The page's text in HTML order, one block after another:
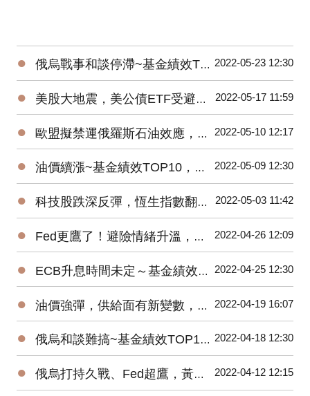
● 俄烏戰事和談停滯~基金績效TOP10，能源基金領漲！ 2022-05-23 12:30
● 美股大地震，美公債ETF受避險買盤青睞 2022-05-17 11:59
● 歐盟擬禁運俄羅斯石油效應，原油ETF績效衝第一 2022-05-10 12:17
● 油價續漲~基金績效TOP10，能源基金漲勢未歇！ 2022-05-09 12:30
● 科技股跌深反彈，恆生指數翻紅，港股ETF一吐怨氣 2022-05-03 11:42
● Fed更鷹了！避險情緒升溫，反向ETF躍市場主流 2022-04-26 12:09
● ECB升息時間未定～基金績效TOP10，歐洲基金反彈！ 2022-04-25 12:30
● 油價強彈，供給面有新變數，原油ETF績效遙遙領先 2022-04-19 16:07
● 俄烏和談難搞~基金績效TOP10，能源、金屬漲勢未歇！ 2022-04-18 12:30
● 俄烏打持久戰、Fed超鷹，黃豆、美元ETF績優 2022-04-12 12:15